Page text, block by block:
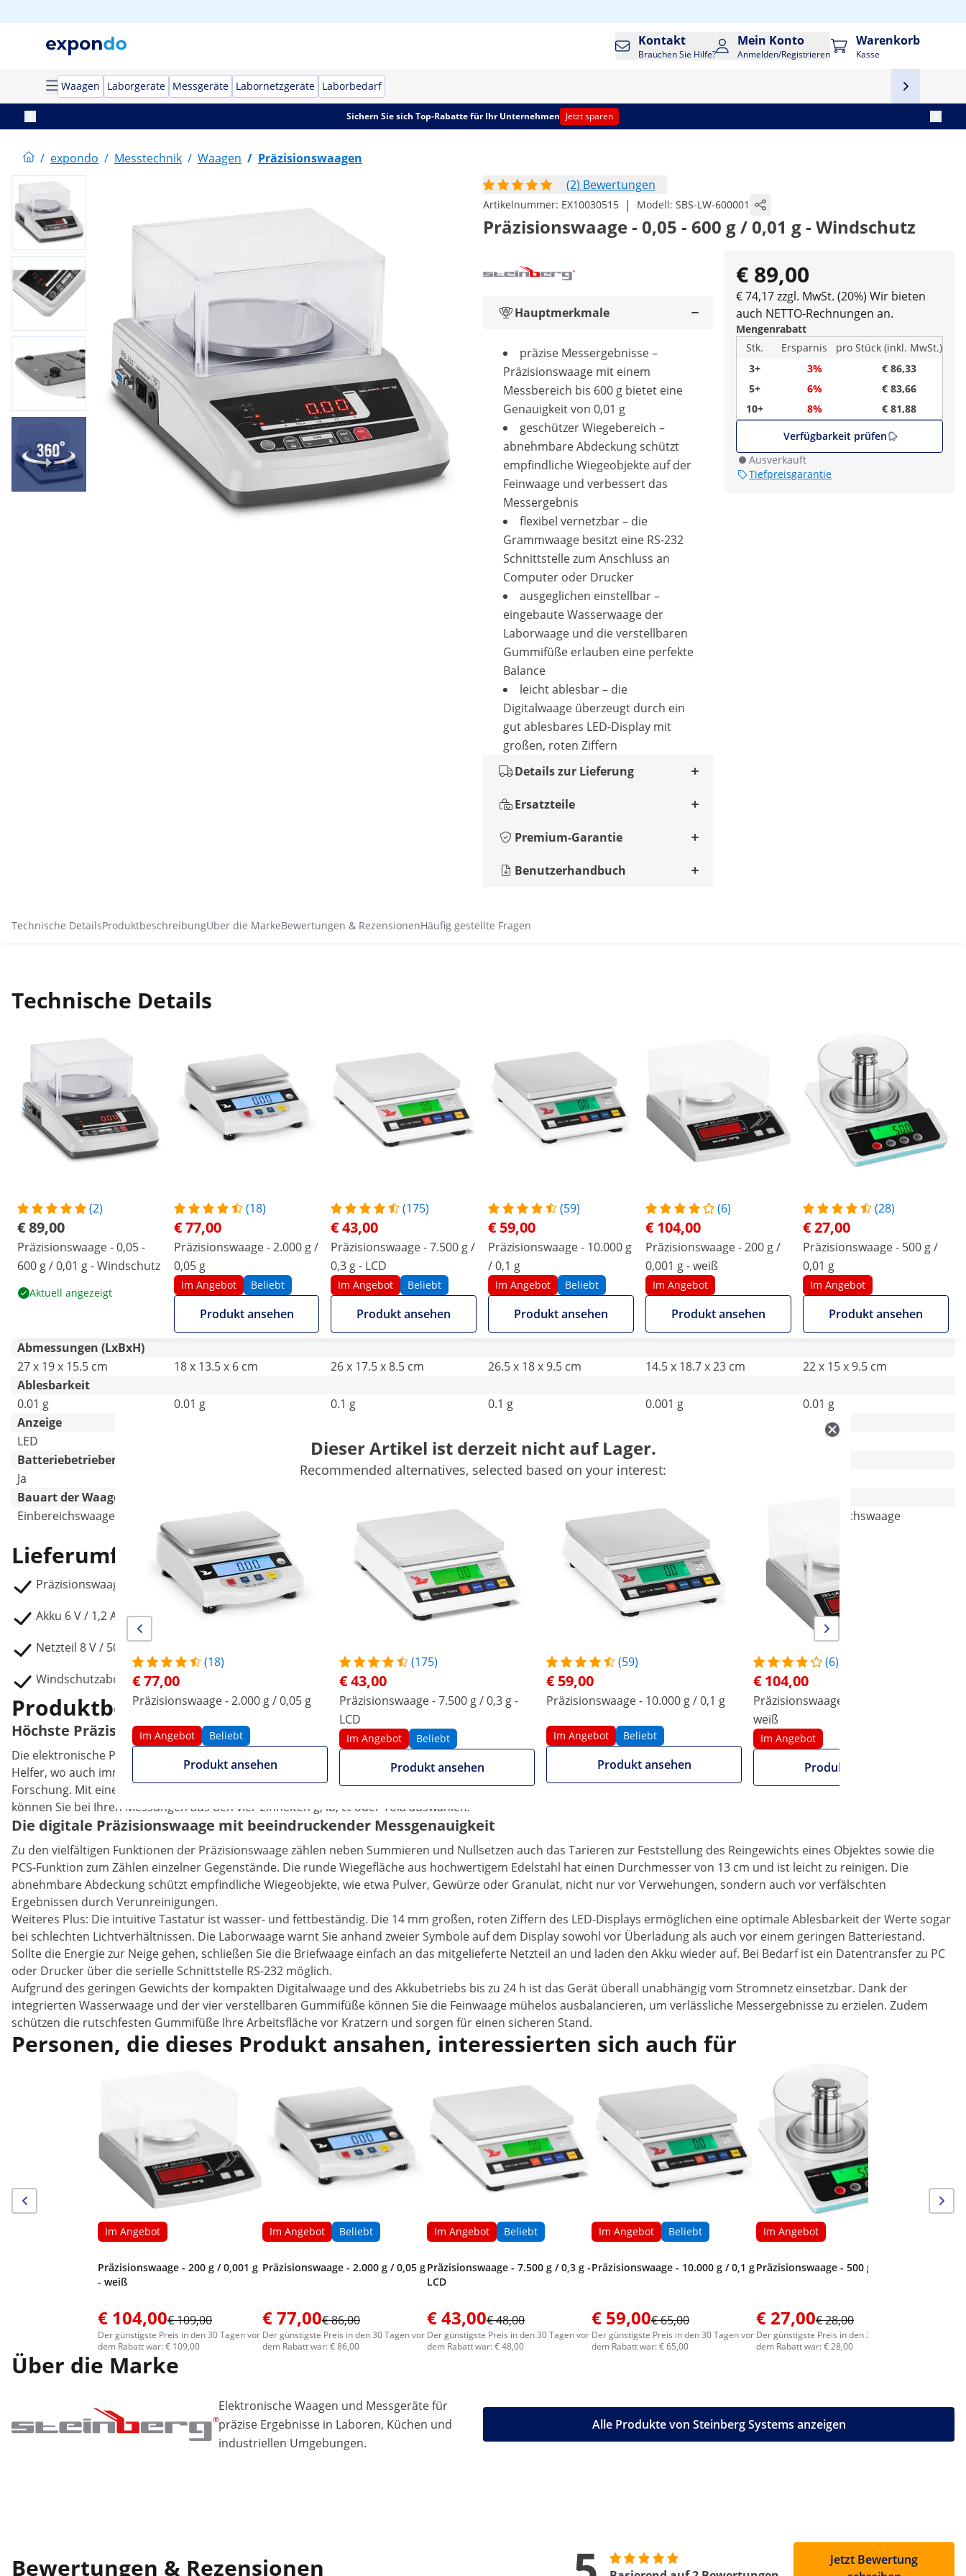
Kontakt
Brauchen Sie Hilfe?
Mein Konto
Anmelden/Registrieren
Warenkorb
Kasse
Waagen Laborgeräte Messgeräte Labornetzgeräte Laborbedarf
Sichern Sie sich Top-Rabatte für Ihr Unternehmen Jetzt sparen
/ expondo / Messtechnik / Waagen / Präzisionswaagen
(2) Bewertungen
Artikelnummer: EX10030515 | Modell: SBS-LW-600001
Präzisionswaage - 0,05 - 600 g / 0,01 g - Windschutz
€ 89,00
€ 74,17 zzgl. MwSt. (20%) Wir bieten
auch NETTO-Rechnungen an.
Mengenrabatt
Stk.
Ersparnis
pro Stück (inkl. MwSt.)
3+
3%
€ 86,33
5+
6%
€ 83,66
10+
8%
€ 81,88
Verfügbarkeit prüfen
Ausverkauft
Tiefpreisgarantie
Hauptmerkmale
präzise Messergebnisse –
Präzisionswaage mit einem
Messbereich bis 600 g bietet eine
Genauigkeit von 0,01 g
geschützer Wiegebereich –
abnehmbare Abdeckung schützt
empfindliche Wiegeobjekte auf der
Feinwaage und verbessert das
Messergebnis
flexibel vernetzbar – die
Grammwaage besitzt eine RS-232
Schnittstelle zum Anschluss an
Computer oder Drucker
ausgeglichen einstellbar –
eingebaute Wasserwaage der
Laborwaage und die verstellbaren
Gummifüße erlauben eine perfekte
Balance
leicht ablesbar – die
Digitalwaage überzeugt durch ein
gut ablesbares LED-Display mit
großen, roten Ziffern
Details zur Lieferung
Ersatzteile
Premium-Garantie
Benutzerhandbuch
Technische DetailsProduktbeschreibungÜber die MarkeBewertungen & RezensionenHäufig gestellte Fragen
Technische Details
(2)
€ 89,00
Präzisionswaage - 0,05 -
600 g / 0,01 g - Windschutz
Aktuell angezeigt
(18)
€ 77,00
Präzisionswaage - 2.000 g /
0,05 g
Im Angebot Beliebt
Produkt ansehen
(175)
€ 43,00
Präzisionswaage - 7.500 g /
0,3 g - LCD
Im Angebot Beliebt
Produkt ansehen
(59)
€ 59,00
Präzisionswaage - 10.000 g
/ 0,1 g
Im Angebot Beliebt
Produkt ansehen
(6)
€ 104,00
Präzisionswaage - 200 g /
0,001 g - weiß
Im Angebot
Produkt ansehen
(28)
€ 27,00
Präzisionswaage - 500 g /
0,01 g
Im Angebot
Produkt ansehen
Abmessungen (LxBxH)
27 x 19 x 15.5 cm
18 x 13.5 x 6 cm 26 x 17.5 x 8.5 cm 26.5 x 18 x 9.5 cm 14.5 x 18.7 x 23 cm
22 x 15 x 9.5 cm
Ablesbarkeit
0.01 g
0.01 g 0.1 g 0.1 g 0.001 g
0.01 g
Anzeige
LED
LCD
Batteriebetrieben
Ja
Ja Ja Nein
Bauart der Waage
Einbereichswaage
Einbereichswaage Einbereichswaage Einbereichswaage
Einbereichswaage
Weitere Merkmale vergleichen
Lieferumfang
Präzisionswaage SBS-LW-600001
Akku 6 V / 1,2 Ah
Netzteil 8 V / 500 mA
Windschutzabdeckung
Dieser Artikel ist derzeit nicht auf Lager.
Recommended alternatives, selected based on your interest:
(18)
€ 77,00
Präzisionswaage - 2.000 g / 0,05 g
Im Angebot Beliebt
Produkt ansehen
(175)
€ 43,00
Präzisionswaage - 7.500 g / 0,3 g -
LCD
Im Angebot Beliebt
Produkt ansehen
(59)
€ 59,00
Präzisionswaage - 10.000 g / 0,1 g
Im Angebot Beliebt
Produkt ansehen
(6)
€ 104,00
Präzisionswaage - 200 g / 0,001 g -
weiß
Im Angebot
Produkt ansehen
Produktbeschreibung
Höchste Präzision mit der Feinwaage von Steinberg Systems
Die elektronische Präzisionswaage SBS-LW-600001 aus dem Industriebedarf von Steinberg Systems ist der ideale
Helfer, wo auch immer es auf exakte Messergebnisse ankommt – ob im Labor, in der Industrie oder in der
Forschung. Mit einer hohen Genauigkeit von 0,01 g erfasst die Feinwaage jedes Gewicht bis zu 600 g. Je nach Bedarf
können Sie bei Ihren Messungen aus den vier Einheiten g, lb, ct oder Tola auswählen.
Die digitale Präzisionswaage mit beeindruckender Messgenauigkeit
Zu den vielfältigen Funktionen der Präzisionswaage zählen neben Summieren und Nullsetzen auch das Tarieren zur Feststellung des Reingewichts eines Objektes sowie die
PCS-Funktion zum Zählen einzelner Gegenstände. Die runde Wiegefläche aus hochwertigem Edelstahl hat einen Durchmesser von 13 cm und ist leicht zu reinigen. Die
abnehmbare Abdeckung schützt empfindliche Wiegeobjekte, wie etwa Pulver, Gewürze oder Granulat, nicht nur vor Verwehungen, sondern auch vor verfälschten
Ergebnissen durch Verunreinigungen.
Weiteres Plus: Die intuitive Tastatur ist wasser- und fettbeständig. Die 14 mm großen, roten Ziffern des LED-Displays ermöglichen eine optimale Ablesbarkeit der Werte sogar
bei schlechten Lichtverhältnissen. Die Laborwaage warnt Sie anhand zweier Symbole auf dem Display sowohl vor Überladung als auch vor einem geringen Batteriestand.
Sollte die Energie zur Neige gehen, schließen Sie die Briefwaage einfach an das mitgelieferte Netzteil an und laden den Akku wieder auf. Bei Bedarf ist ein Datentransfer zu PC
oder Drucker über die serielle Schnittstelle RS-232 möglich.
Aufgrund des geringen Gewichts der kompakten Digitalwaage und des Akkubetriebs bis zu 24 h ist das Gerät überall unabhängig vom Stromnetz einsetzbar. Dank der
integrierten Wasserwaage und der vier verstellbaren Gummifüße können Sie die Feinwaage mühelos ausbalancieren, um verlässliche Messergebnisse zu erzielen. Zudem
schützen die rutschfesten Gummifüße Ihre Arbeitsfläche vor Kratzern und sorgen für einen sicheren Stand.
Personen, die dieses Produkt ansahen, interessierten sich auch für
Im Angebot
Präzisionswaage - 200 g / 0,001 g
- weiß
€ 104,00€ 109,00
Der günstigste Preis in den 30 Tagen vor
dem Rabatt war: € 109,00
Im Angebot Beliebt
Präzisionswaage - 2.000 g / 0,05 g
€ 77,00€ 86,00
Der günstigste Preis in den 30 Tagen vor
dem Rabatt war: € 86,00
Im Angebot Beliebt
Präzisionswaage - 7.500 g / 0,3 g -
LCD
€ 43,00€ 48,00
Der günstigste Preis in den 30 Tagen vor
dem Rabatt war: € 48,00
Im Angebot Beliebt
Präzisionswaage - 10.000 g / 0,1 g
€ 59,00€ 65,00
Der günstigste Preis in den 30 Tagen vor
dem Rabatt war: € 65,00
Im Angebot
Präzisionswaage - 500 g / 0,01 g
€ 27,00€ 28,00
Der günstigste Preis in den 30 Tagen vor
dem Rabatt war: € 28,00
Über die Marke
Elektronische Waagen und Messgeräte für
präzise Ergebnisse in Laboren, Küchen und
industriellen Umgebungen.
Alle Produkte von Steinberg Systems anzeigen
Bewertungen & Rezensionen
Jetzt Bewertung